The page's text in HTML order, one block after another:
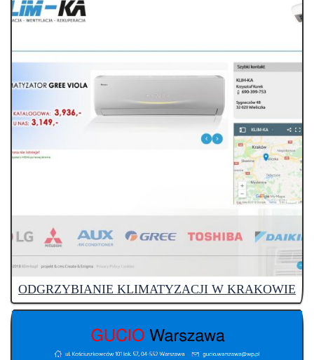
ODGRZYBIANIE KLIMATYZACJI W KRAKOWIE